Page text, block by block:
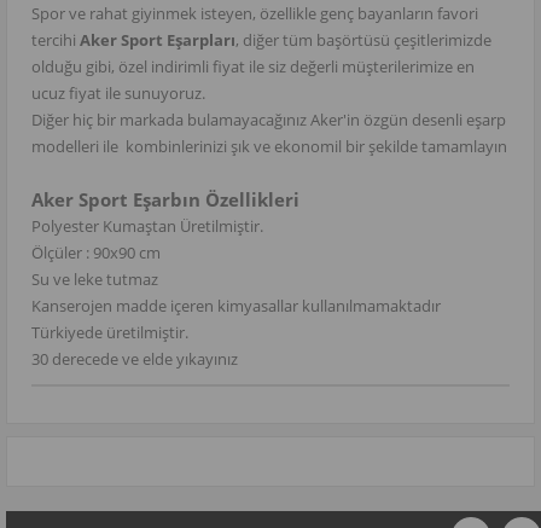
Spor ve rahat giyinmek isteyen, özellikle genç bayanların favori
tercihi Aker Sport Eşarpları, diğer tüm başörtüsü çeşitlerimizde
olduğu gibi, özel indirimli fiyat ile siz değerli müşterilerimize en
ucuz fiyat ile sunuyoruz.
Diğer hiç bir markada bulamayacağınız Aker'in özgün desenli eşarp
modelleri ile kombinlerinizi şık ve ekonomil bir şekilde tamamlayın
Aker Sport Eşarbın Özellikleri
Polyester Kumaştan Üretilmiştir.
Ölçüler : 90x90 cm
Su ve leke tutmaz
Kanserojen madde içeren kimyasallar kullanılmamaktadır
Türkiyede üretilmiştir.
30 derecede ve elde yıkayınız